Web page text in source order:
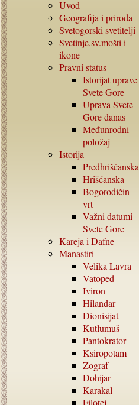
Uvod
Geografija i priroda
Svetogorski svetitelji
Svetinje,sv.mošti i
ikone
Pravni status
Istorijat uprave
Svete Gore
Uprava Svete
Gore danas
Međunrodni
položaj
Istorija
Predhrišćanska
Hrišćanska
Bogorodičin
vrt
Važni datumi
Svete Gore
Kareja i Dafne
Manastiri
Velika Lavra
Vatoped
Iviron
Hilandar
Dionisijat
Kutlumuš
Pantokrator
Ksiropotam
Zograf
Dohijar
Karakal
Filotej